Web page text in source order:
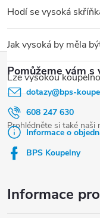
p
i
s
u
Hodí se vysoká
Jak vysoká by měla
Vysoké koupelnové
Lze vysokou
Ano, ale vyžaduje to
Prohlédněte si také naši
Z
p
dotazy@bps-
608 247 630
Informace o
BPS Koupelny
Informace